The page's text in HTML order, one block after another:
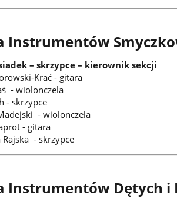
Instrumentów
– skrzypce – kierownik sekcji
Krać - gitara
- wiolonczela
- skrzypce
- wiolonczela
- gitara
Rajska - skrzypce
Instrumentów Dętych i